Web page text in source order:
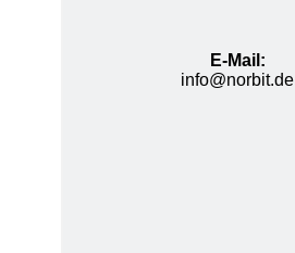
E-Mail:
info@norbit.de